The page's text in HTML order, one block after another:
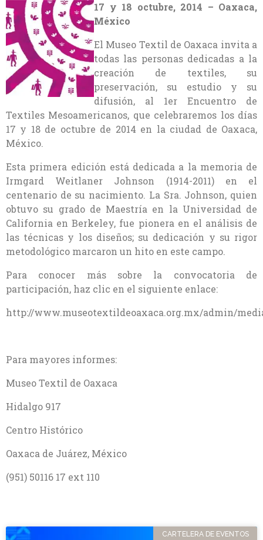
17 y 18 octubre, 2014 – Oaxaca,
México
El Museo Textil de Oaxaca invita a
todas las personas dedicadas a la
creación de textiles, su
preservación, su estudio y su
difusión, al 1er Encuentro de
Textiles Mesoamericanos, que celebraremos los días
17 y 18 de octubre de 2014 en la ciudad de Oaxaca,
México.
Esta primera edición está dedicada a la memoria de
Irmgard Weitlaner Johnson (1914-2011) en el
centenario de su nacimiento. La Sra. Johnson, quien
obtuvo su grado de Maestría en la Universidad de
California en Berkeley, fue pionera en el análisis de
las técnicas y los diseños; su dedicación y su rigor
metodológico marcaron un hito en este campo.
Para conocer más sobre la convocatoria de
participación, haz clic en el siguiente enlace:
http://www.museotextildeoaxaca.org.mx/admin/
Para mayores informes:
Museo Textil de Oaxaca
Hidalgo 917
Centro Histórico
Oaxaca de Juárez, México
(951) 50116 17 ext 110
CARTELERA DE EVENTOS